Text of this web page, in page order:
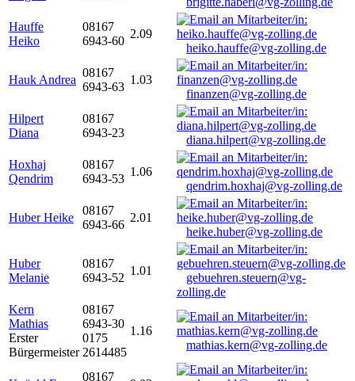
Hauffe
Heiko
08167
6943-60
2.09
heiko.hauffe@vg-zolling.de
Hauk Andrea
08167
6943-63
1.03
finanzen@vg-zolling.de
Hilpert
Diana
08167
6943-23
diana.hilpert@vg-zolling.de
Hoxhaj
Qendrim
08167
6943-53
1.06
qendrim.hoxhaj@vg-zolling.de
Huber Heike
08167
6943-66
2.01
heike.huber@vg-zolling.de
Huber
Melanie
08167
6943-52
1.01
gebuehren.steuern@vg-
zolling.de
Kern
Mathias
Erster
Bürgermeister
08167
6943-30
0175
2614485
1.16
mathias.kern@vg-zolling.de
08167